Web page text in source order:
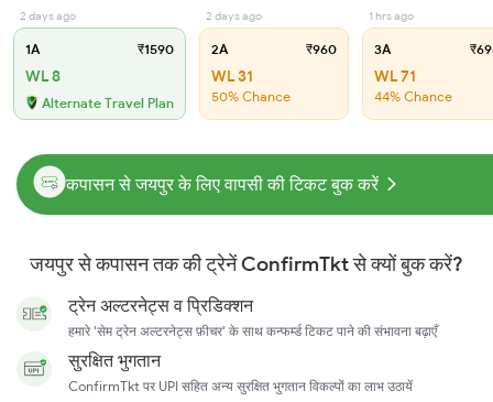
2 days ago
1A ₹1590
WL 8
Alternate Travel Plan
2 days ago
2A ₹960
WL 31
50% Chance
1 hrs ago
3A
WL 71
44% Chance
कपासन से जयपुर के लिए वापसी की टिकट बुक करें
जयपुर से कपासन तक की ट्रेनें ConfirmTkt से क्यों बुक करें?
ट्रेन अल्टरनेट्स व प्रिडिक्शन
हमारे 'सेम ट्रेन अल्टरनेट्स फ़ीचर' के साथ कन्फर्म्ड टिकट पाने की संभावना बढ़ाएँ
सुरक्षित भुगतान
ConfirmTkt पर UPI सहित अन्य सुरक्षित भुगतान विकल्पों का लाभ उठायें